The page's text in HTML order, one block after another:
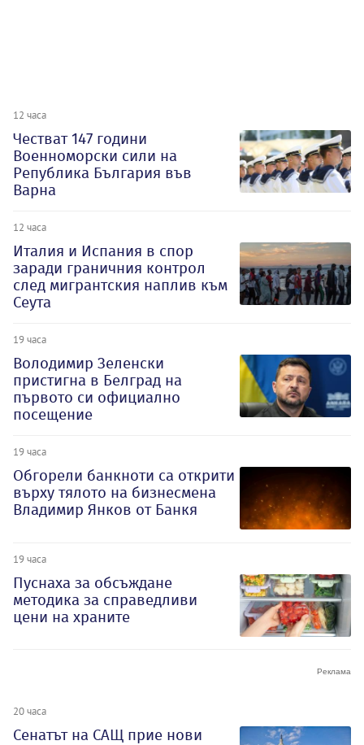
12 часа
Честват 147 години
Военноморски сили на
Република България във
Варна
12 часа
Италия и Испания в спор
заради граничния контрол
след мигрантския наплив към
Сеута
19 часа
Володимир Зеленски
пристигна в Белград на
първото си официално
посещение
19 часа
Обгорели банкноти са открити
върху тялото на бизнесмена
Владимир Янков от Банкя
19 часа
Пуснаха за обсъждане
методика за справедливи
цени на храните
20 часа
Сенатът на САЩ прие нови